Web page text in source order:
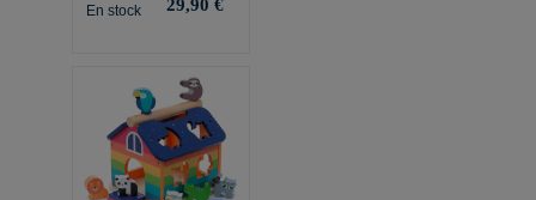
En stock 29,90 €